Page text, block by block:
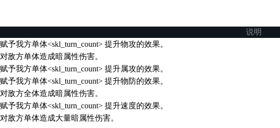
说明
赋予我方单体<skl_turn_count> 提升物攻的效果。
对敌方单体造成暗属性伤害。
赋予我方单体<skl_turn_count> 提升属攻的效果。
赋予我方单体<skl_turn_count> 提升物防的效果。
对敌方全体造成暗属性伤害。
赋予我方单体<skl_turn_count> 提升速度的效果。
对敌方单体造成大量暗属性伤害。